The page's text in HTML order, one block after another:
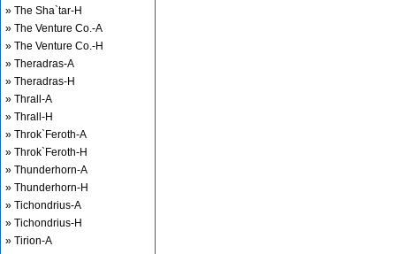
» The Sha`tar-H
» The Venture Co.-A
» The Venture Co.-H
» Theradras-A
» Theradras-H
» Thrall-A
» Thrall-H
» Throk`Feroth-A
» Throk`Feroth-H
» Thunderhorn-A
» Thunderhorn-H
» Tichondrius-A
» Tichondrius-H
» Tirion-A